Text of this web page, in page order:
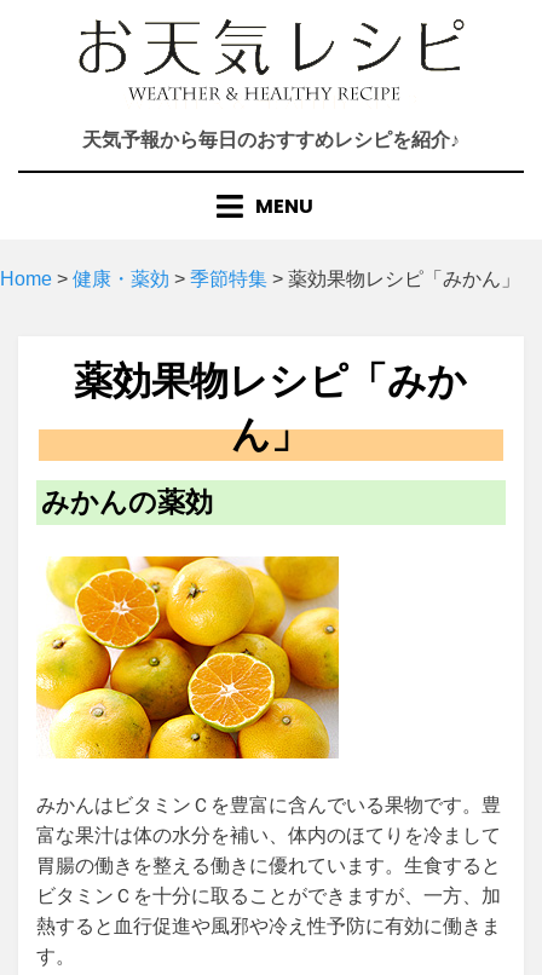
天気予報から毎日のおすすめレシピを紹介♪
MENU
Home > 健康・薬効 > 季節特集 > 薬効果物レシピ「みかん」
薬効果物レシピ「みか
ん」
みかんの薬効
みかんはビタミンＣを豊富に含んでいる果物です。豊
富な果汁は体の水分を補い、体内のほてりを冷まして
胃腸の働きを整える働きに優れています。生食すると
ビタミンＣを十分に取ることができますが、一方、加
熱すると血行促進や風邪や冷え性予防に有効に働きま
す。